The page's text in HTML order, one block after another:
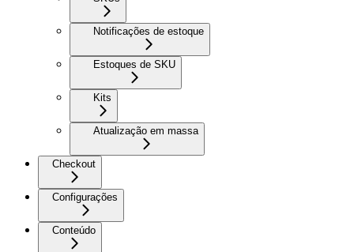
Notificações de estoque
Estoques de SKU
Kits
Atualização em massa
Checkout
Configurações
Conteúdo